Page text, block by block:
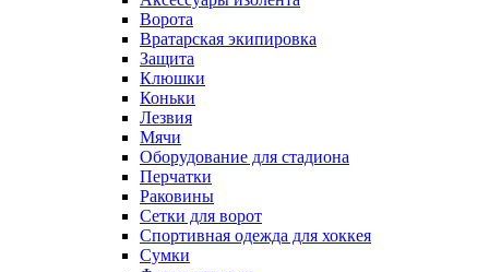
Ворота
Вратарская экипировка
Защита
Клюшки
Коньки
Лезвия
Мячи
Оборудование для стадиона
Перчатки
Раковины
Сетки для ворот
Спортивная одежда для хоккея
Сумки